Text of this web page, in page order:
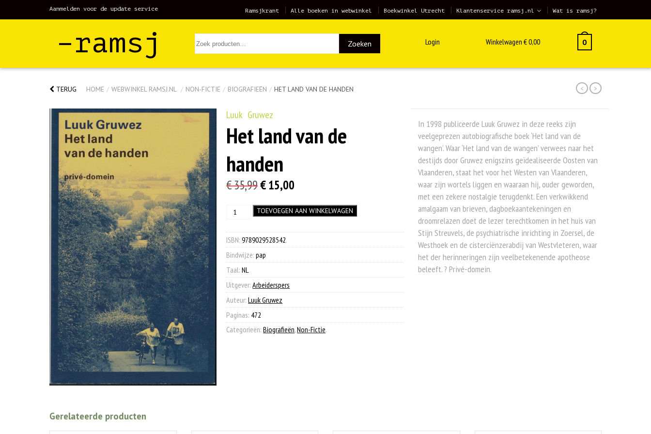
Aanmelden voor de update service Ramsjkrant Alle boeken in webwinkel Boekwinkel Utrecht Klantenservice ramsj.nl Wat is ramsj?
–ramsj Zoeken Login Winkelwagen €0,00 0
TERUG HOME / WEBWINKEL RAMSJ.NL / NON-FICTIE / BIOGRAFIEËN / HET LAND VAN DE HANDEN < >
Luuk Gruwez
Het land van de
handen
€35,99Oorspronkelijke
was:
€ 35,99.
€15,00
is:
€ 15,00.
Het
de
handen
aantal
TOEVOEGEN AAN WINKELWAGEN
ISBN:9789029528542.
Bindwijze:pap
Taal:NL
Uitgever:Arbeiderspers
Auteur:Luuk Gruwez
Paginas: 472
Categorieën:Biografieën,Non-Fictie.
In 1998 publiceerde Luuk Gruwez in deze reeks zijn
veelgeprezen autobiografische boek ‘Het land van de
wangen’. Waar ‘Het land van de wangen’ verwees naar het
destijds door Gruwez enigszins geïdealiseerde Oosten van
Vlaanderen, staat het voor het Westen van Vlaanderen,
waar zijn wortels liggen en waaraan hij, ouder geworden,
met een zekere nostalgie terugdenkt. Een verkwikkend
amalgaam van brieven, dagboekaantekeningen en
droomrelazen doet de lezer terechtkomen in het huis van
Stijn Streuvels, de psychiatrische inrichting in Zoersel, de
Westhoek en de cisterciënzerabdij van Westvleteren, waar
het der herinneringen zijn veelbetekenende apotheose
beleeft. ? Privé-domein.
Gerelateerde producten